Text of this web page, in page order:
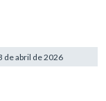
de abril de 2026